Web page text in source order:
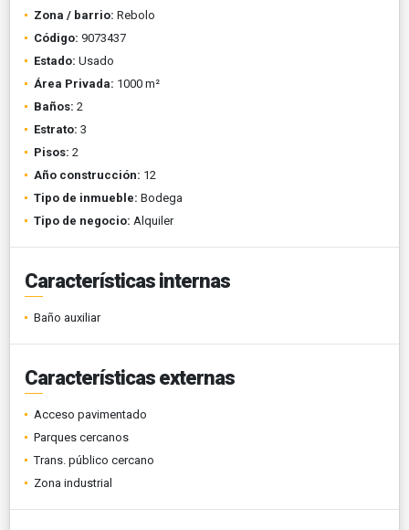
Zona / barrio: Rebolo
Código: 9073437
Estado: Usado
Área Privada: 1000 m²
Baños: 2
Estrato: 3
Pisos: 2
Año construcción: 12
Tipo de inmueble: Bodega
Tipo de negocio: Alquiler
Características internas
Baño auxiliar
Características externas
Acceso pavimentado
Parques cercanos
Trans. público cercano
Zona industrial